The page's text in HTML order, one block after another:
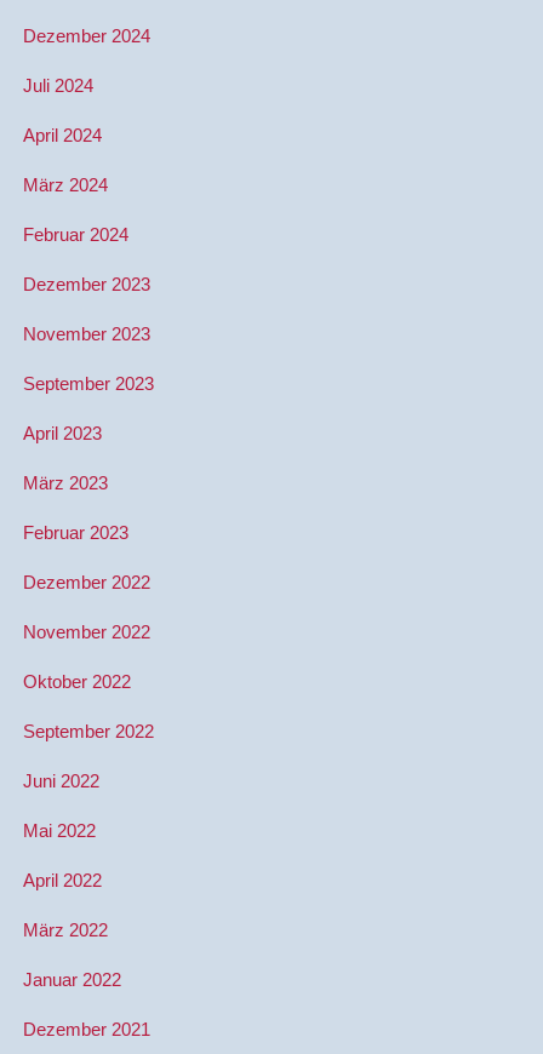
Dezember 2024
Juli 2024
April 2024
März 2024
Februar 2024
Dezember 2023
November 2023
September 2023
April 2023
März 2023
Februar 2023
Dezember 2022
November 2022
Oktober 2022
September 2022
Juni 2022
Mai 2022
April 2022
März 2022
Januar 2022
Dezember 2021